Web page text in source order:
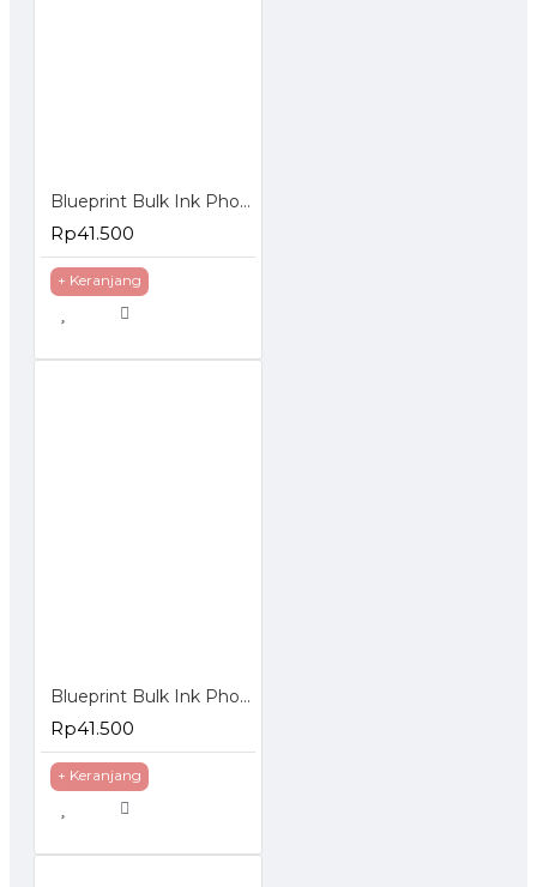
Blueprint Bulk Ink Photo 100 ml Canon 4 Warna
Rp41.500
+ Keranjang
Blueprint Bulk Ink Photo 100 ml HP 4 Warna
Rp41.500
+ Keranjang